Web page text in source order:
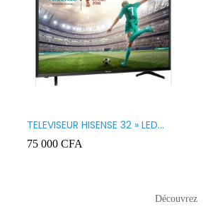
TELEVISEUR HISENSE 32 » LED
32A5200
75 000 CFA
Découvrez